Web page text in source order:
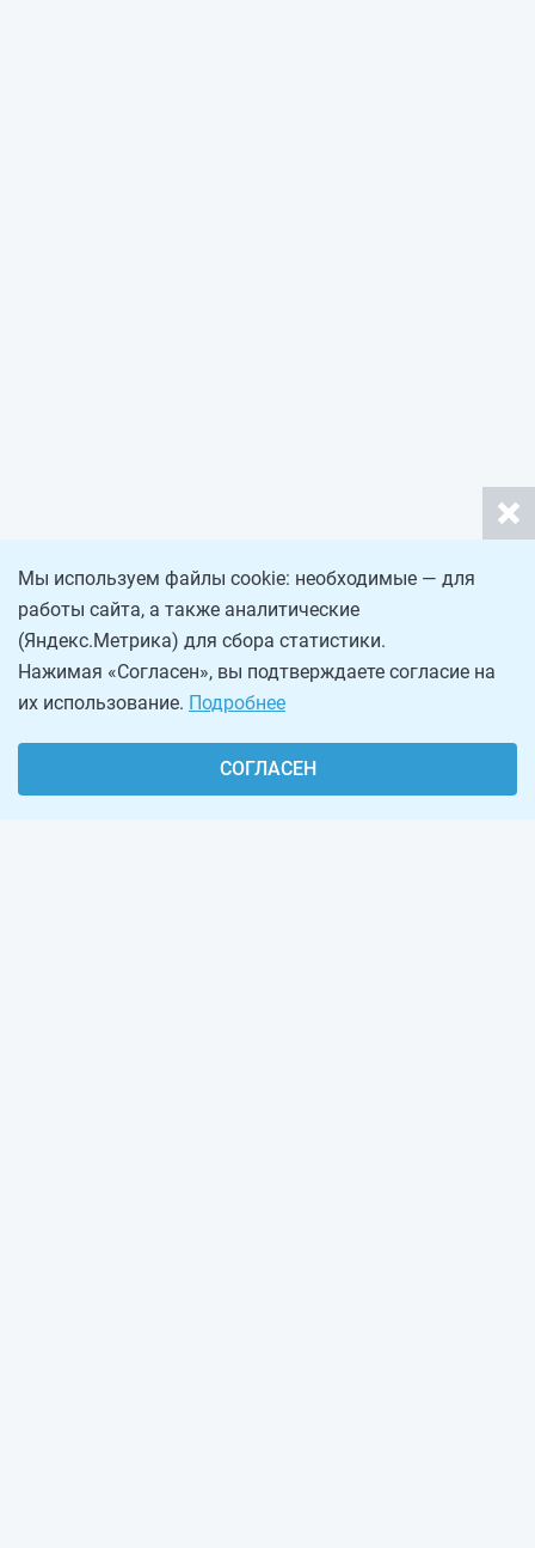
Мы используем файлы cookie: необходимые — для
работы сайта, а также аналитические
(Яндекс.Метрика) для сбора статистики.
Нажимая «Согласен», вы подтверждаете согласие на
их использование. Подробнее
СОГЛАСЕН